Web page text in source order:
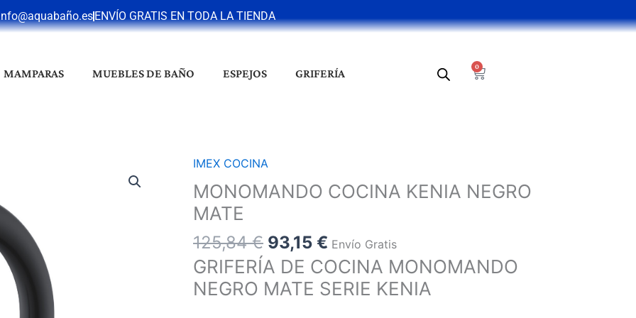
ENVÍO GRATIS EN TODA LA TIENDA
MAMPARAS MUEBLES DE BAÑO ESPEJOS GRIFERÍA
0
Cart
IMEX COCINA
MONOMANDO COCINA KENIA NEGRO
MATE
125,84€
El
precio
original
125,84 €.
93,15 €
precio
actual
93,15 €.
Envío Gratis
GRIFERÍA DE COCINA MONOMANDO
NEGRO MATE SERIE KENIA
MONOMANDO
COCINA
KENIA
NEGRO
MATE
cantidad